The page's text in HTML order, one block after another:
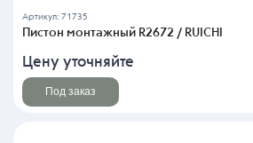
Артикул: 71735
Пистон монтажный R2672 / RUICHI
Цену уточняйте
Под заказ